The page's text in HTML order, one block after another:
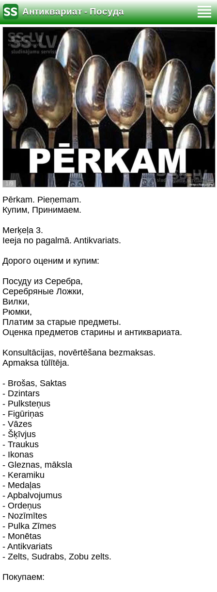
Антиквариат - Посуда
1/9
Pērkam. Pieņemam.
Купим, Принимаем.
Merķeļa 3.
Ieeja no pagalmā. Antikvariats.
Дорого оценим и купим:
Посуду из Серебра,
Серебряные Ложки,
Вилки,
Рюмки,
Платим за старые предметы.
Оценка предметов старины и антиквариата.
Konsultācijas, novērtēšana bezmaksas.
Apmaksa tūlītēja.
- Brošas, Saktas
- Dzintars
- Pulksteņus
- Figūriņas
- Vāzes
- Šķīvjus
- Traukus
- Ikonas
- Gleznas, māksla
- Keramiku
- Medaļas
- Apbalvojumus
- Ordeņus
- Nozīmītes
- Pulka Zīmes
- Monētas
- Antikvariats
- Zelts, Sudrabs, Zobu zelts.
Покупаем: